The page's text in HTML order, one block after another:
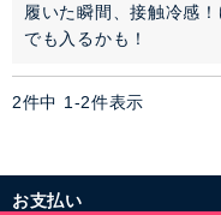
雑誌掲載アイテム
履いた瞬間、接触冷感
でも入るかも！
2件中 1 -2件表示
お支払い